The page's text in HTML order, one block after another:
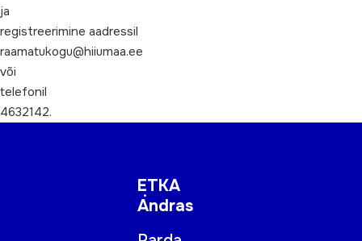
ja
registreerimine aadressil
raamatukogu@hiiumaa.ee
või
telefonil
4632142.
ETKA
Andras